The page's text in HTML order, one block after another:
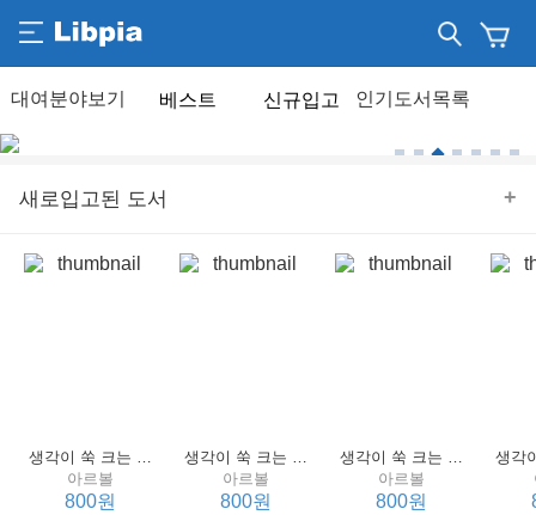
베스트 신규입고
새로입고된 도서 +
생각이 쑥 크는 세계 명작 4 : 언어 편
아르볼
800원
생각이 쑥 크는 세계 명작 3 : 언어 편
아르볼
800원
생각이 쑥 크는 세계 명작 2 : 언어 편
아르볼
800원